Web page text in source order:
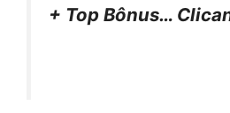
+ Top Bônus…